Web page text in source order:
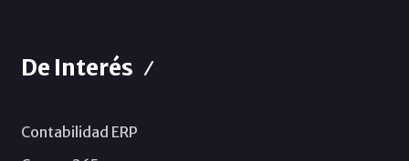
De Interés
Contabilidad ERP